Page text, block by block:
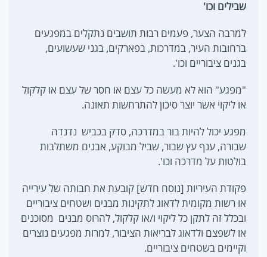
שבילים וכו'
למרבה הצער, פעמים רבות תושבים נתקלים במפגעים
ברחובות העיר, במדרכות, בפארקים, בגני שעשועים,
בגנים ציבוריים וכו'.
"מפגע" הוא לא מעשה כל עצם או חסר של עצם או קלקול
או ליקוי אשר יוצר סיכון להתרחשות תאונה.
מפגע יכול להיות בור במדרכה, סדק בכביש נדנדה
שבורה, ענף עץ שבור, שביל מבוקע, אבנים משתלבות
בולטות על מדרכה וכו'.
פקודת העיריות [נוסח חדש] קובעת את חבותה של עירייה
או רשות מקומית לדאוג לתקינות מבנים ושטחים ציבוריים
ובכלל זה לתקן כל ליקוי ו/או קלקול, להרוס מבנים מסוכנים
או לשפצם ולדאוג לבריאות הציבור, למרות מפגעים נוצרים
וקיימים בשטחים ציבוריים.